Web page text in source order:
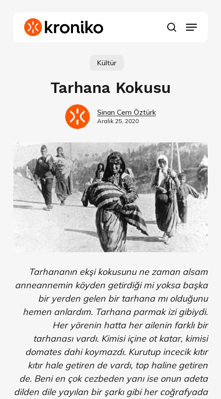
search
Menu
Kültür
Tarhana Kokusu
Sinan Cem Öztürk
Aralık 25, 2020
Tarhananın ekşi kokusunu ne zaman alsam
anneannemin köyden getirdiği mi yoksa başka
bir yerden gelen bir tarhana mı olduğunu
hemen anlardım. Tarhana parmak izi gibiydi.
Her yörenin hatta her ailenin farklı bir
tarhanası vardı. Kimisi içine ot katar, kimisi
domates dahi koymazdı. Kurutup incecik kıtır
kıtır hale getiren de vardı, top haline getiren
de. Beni en çok cezbeden yanı ise onun adeta
dilden dile yayılan bir şarkı gibi her coğrafyada